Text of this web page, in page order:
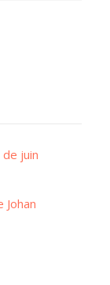
juin
Johan